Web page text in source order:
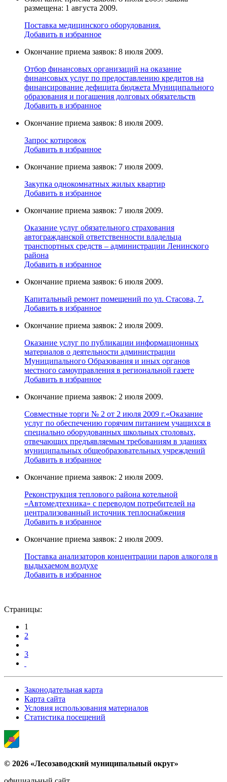
размещена: 1 августа 2009.
Поставка медицинского оборудования.
Добавить в избранное
Окончание приема заявок: 8 июля 2009.
Отбор финансовых организаций на оказание
финансовых услуг по предоставлению кредитов на
финансирование дефицита бюджета Муниципального
образования и погашения долговых обязательств
Добавить в избранное
Окончание приема заявок: 8 июля 2009.
Запрос котировок
Добавить в избранное
Окончание приема заявок: 7 июля 2009.
Закупка однокомнатных жилых квартир
Добавить в избранное
Окончание приема заявок: 7 июля 2009.
Оказание услуг обязательного страхования
автогражданской ответственности владельца
транспортных средств – администрации Ленинского
района
Добавить в избранное
Окончание приема заявок: 6 июля 2009.
Капитальный ремонт помещений по ул. Стасова, 7.
Добавить в избранное
Окончание приема заявок: 2 июля 2009.
Оказание услуг по публикации информационных
материалов о деятельности администрации
Муниципального Образования и иных органов
местного самоуправления в региональной газете
Добавить в избранное
Окончание приема заявок: 2 июля 2009.
Совместные торги № 2 от 2 июля 2009 г.«Оказание
услуг по обеспечению горячим питанием учащихся в
специально оборудованных школьных столовых,
отвечающих предъявляемым требованиям в зданиях
муниципальных общеобразовательных учреждений
Добавить в избранное
Окончание приема заявок: 2 июля 2009.
Реконструкция теплового района котельной
«Автомедтехника» с переводом потребителей на
централизованный источник теплоснабжения
Добавить в избранное
Окончание приема заявок: 2 июля 2009.
Поставка анализаторов концентрации паров алкоголя в
выдыхаемом воздухе
Добавить в избранное
Страницы:
1
2
3
Законодательная карта
Карта сайта
Условия использования материалов
Статистика посещений
© 2026 «Лесозаводский муниципальный округ»